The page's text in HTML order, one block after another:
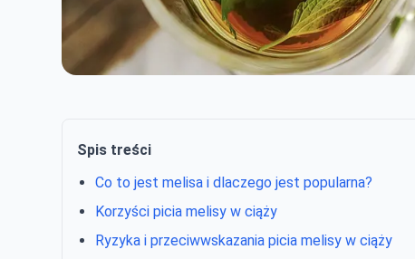
Spis treści
Co to jest melisa i dlaczego jest popularna?
Korzyści picia melisy w ciąży
Ryzyka i przeciwwskazania picia melisy w ciąży